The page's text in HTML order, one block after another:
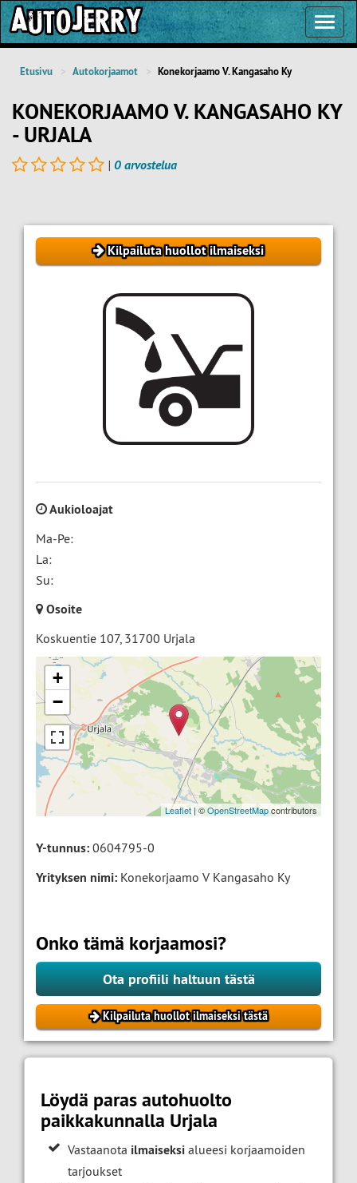
Etusivu Autokorjaamot Konekorjaamo V. Kangasaho Ky
KONEKORJAAMO V. KANGASAHO KY
- URJALA
| 0 arvostelua
Kilpailuta huollot ilmaiseksi
Aukioloajat
Ma-Pe:
La:
Su:
Osoite
Koskuentie 107, 31700 Urjala
+
−
Leaflet | ©OpenStreetMapcontributors
Y-tunnus: 0604795-0
Yrityksen nimi: Konekorjaamo V Kangasaho Ky
Onko tämä korjaamosi?
Ota profiili haltuun tästä
Kilpailuta huollot ilmaiseksi tästä
Löydä paras autohuolto
paikkakunnalla Urjala
Vastaanota ilmaiseksi alueesi korjaamoiden
tarjoukset